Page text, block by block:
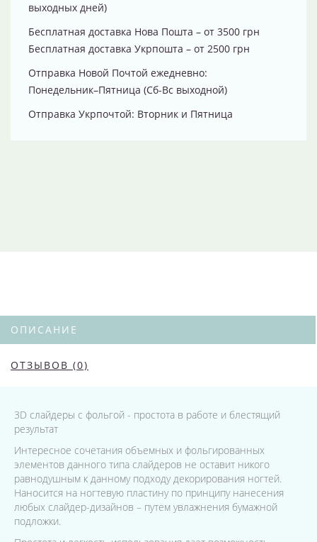
выходных дней)
Бесплатная доставка Нова Пошта – от 3500 грн
Бесплатная доставка Укрпошта – от 2500 грн
Отправка Новой Почтой ежедневно:
Понедельник–Пятница (Сб-Вс выходной)
Отправка Укрпочтой: Вторник и Пятница
ОПИСАНИЕ
ОТЗЫВОВ (0)
3D слайдеры с фольгой - простота в работе и блестящий
результат
Интересное сочетания объемных и фольгированных
элементов данного типа слайдеров не оставит никого
равнодушным к данному подходу декорирования ногтей.
Наносится на ногтевую пластину по принципу нанесения
любых слайдер-дизайнов – путем увлажнения бумажной
подложки.